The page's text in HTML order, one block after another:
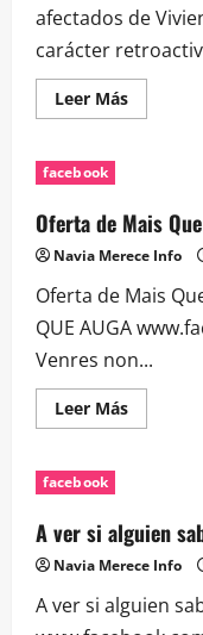
afectados de
carácter
Leer MásLeer
más
falla
contra…
facebook
Oferta de Mais
Navia Merece Info
Oferta de Mais
QUE AUGA
Venres non...
Leer MásLeer
más
Que
Auga
hasta
mañana.
facebook
A ver si alguien
Navia Merece Info
A ver si alguien